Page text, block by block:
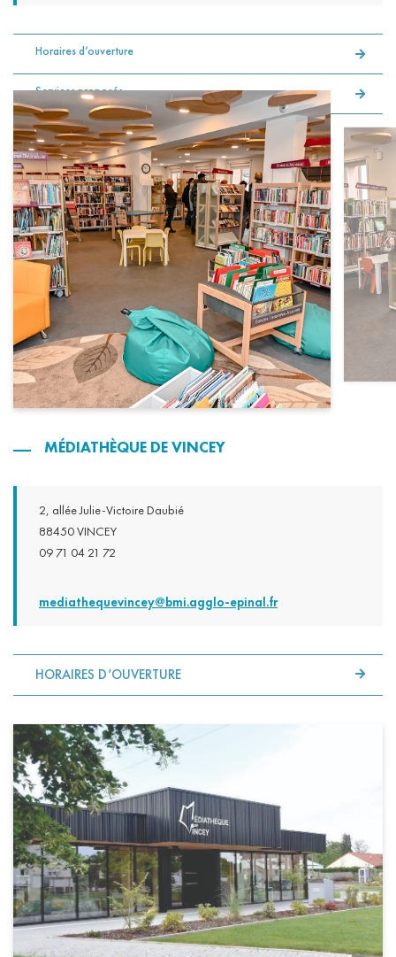
Horaires d’ouverture
Services proposés
MÉDIATHÈQUE DE VINCEY
2, allée Julie-Victoire Daubié
88450 VINCEY
09 71 04 21 72
mediathequevincey@bmi.agglo-epinal.fr
HORAIRES D’OUVERTURE